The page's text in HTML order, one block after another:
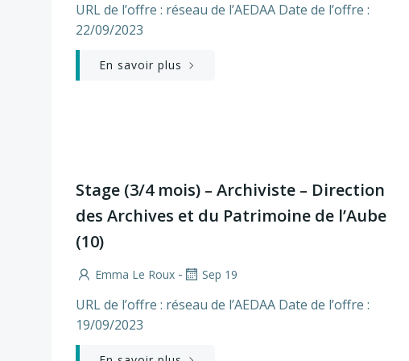
URL de l’offre : réseau de l’AEDAA Date de l’offre :
22/09/2023
En savoir plus
Stage (3/4 mois) – Archiviste – Direction
des Archives et du Patrimoine de l’Aube
(10)
Emma Le Roux - Sep 19
URL de l’offre : réseau de l’AEDAA Date de l’offre :
19/09/2023